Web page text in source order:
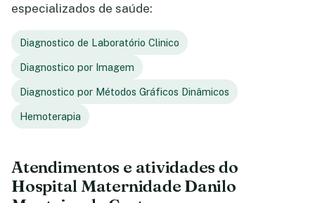
especializados de saúde:
Diagnostico de Laboratório Clinico
Diagnostico por Imagem
Diagnostico por Métodos Gráficos Dinâmicos
Hemoterapia
Atendimentos e atividades do
Hospital Maternidade Danilo